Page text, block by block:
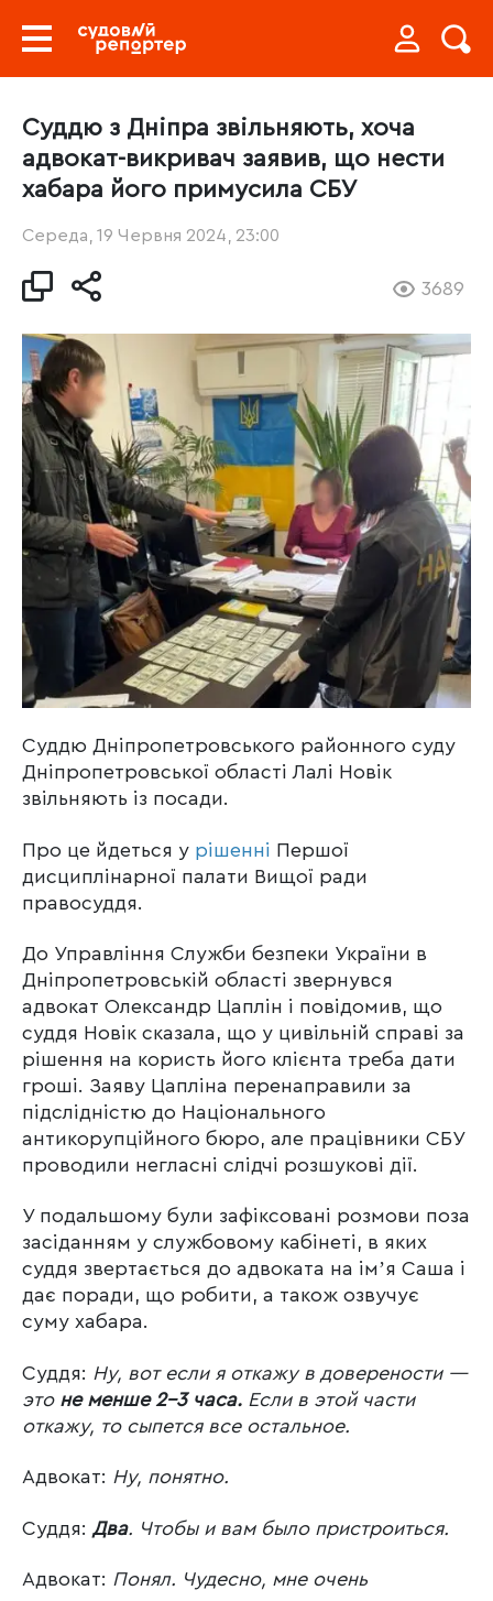
Суддю з Дніпра звільняють, хоча
адвокат-викривач заявив, що нести
хабара його примусила СБУ
Середа, 19 Червня 2024, 23:00
3689
Суддю Дніпропетровського районного суду
Дніпропетровської області Лалі Новік
звільняють із посади.
Про це йдеться у рішенні Першої
дисциплінарної палати Вищої ради
правосуддя.
До Управління Служби безпеки України в
Дніпропетровській області звернувся
адвокат Олександр Цаплін і повідомив, що
суддя Новік сказала, що у цивільній справі за
рішення на користь його клієнта треба дати
гроші. Заяву Цапліна перенаправили за
підслідністю до Національного
антикорупційного бюро, але працівники СБУ
проводили негласні слідчі розшукові дії.
У подальшому були зафіксовані розмови поза
засіданням у службовому кабінеті, в яких
суддя звертається до адвоката на імʼя Саша і
дає поради, що робити, а також озвучує
суму хабара.
Суддя: Ну, вот если я откажу в доверености —
это не менше 2–3 часа. Если в этой части
откажу, то сыпется все остальное.
Адвокат: Ну, понятно.
Суддя: Два. Чтобы и вам было пристроиться.
Адвокат: Понял. Чудесно, мне очень